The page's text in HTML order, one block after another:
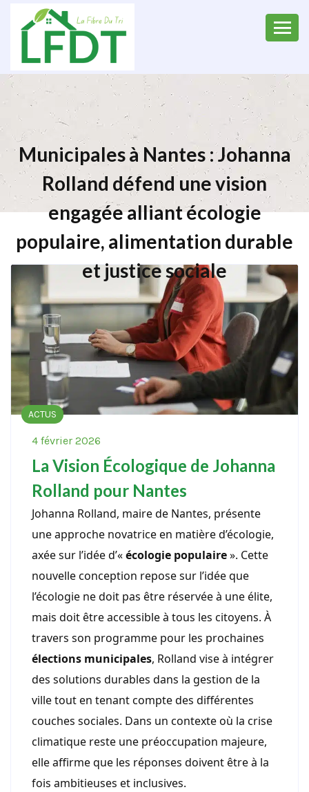
Municipales à Nantes : Johanna
Rolland défend une vision
engagée alliant écologie
populaire, alimentation durable
et justice sociale
ACTUS
4 février 2026
La Vision Écologique de Johanna
Rolland pour Nantes
Johanna Rolland, maire de Nantes, présente
une approche novatrice en matière d’écologie,
axée sur l’idée d’«écologie populaire». Cette
nouvelle conception repose sur l’idée que
l’écologie ne doit pas être réservée à une élite,
mais doit être accessible à tous les citoyens. À
travers son programme pour les prochaines
élections municipales, Rolland vise à intégrer
des solutions durables dans la gestion de la
ville tout en tenant compte des différentes
couches sociales. Dans un contexte où la crise
climatique reste une préoccupation majeure,
elle affirme que les réponses doivent être à la
fois ambitieuses et inclusives.